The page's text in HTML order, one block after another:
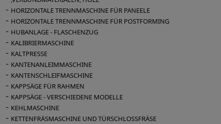
HORIZONTALE TRENNMASCHINE FÜR PANEELE
HORIZONTALE TRENNMASCHINE FÜR POSTFORMING
HUBANLAGE - FLASCHENZUG
KALIBRIERMASCHINE
KALTPRESSE
KANTENANLEIMMASCHINE
KANTENSCHLEIFMASCHINE
KAPPSÄGE FÜR RAHMEN
KAPPSÄGE - VERSCHIEDENE MODELLE
KEHLMASCHINE
KETTENFRÄSMASCHINE UND TÜRSCHLOSSFRÄSE